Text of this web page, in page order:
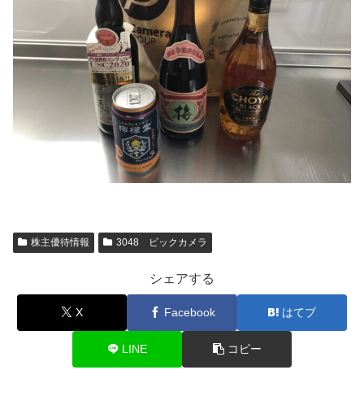
株主優待情報 3048 ビックカメラ
シェアする
X Facebook はてブ
LINE コピー